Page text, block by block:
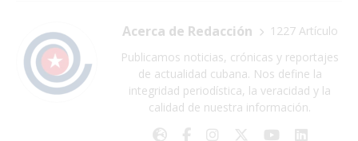
Acerca de Redacción
1227 Artículo
Publicamos noticias, crónicas y reportajes
de actualidad cubana. Nos define la
integridad periodística, la veracidad y la
calidad de nuestra información.